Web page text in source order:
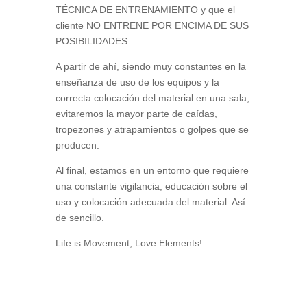
TÉCNICA DE ENTRENAMIENTO y que el
cliente NO ENTRENE POR ENCIMA DE SUS
POSIBILIDADES.
A partir de ahí, siendo muy constantes en la
enseñanza de uso de los equipos y la
correcta colocación del material en una sala,
evitaremos la mayor parte de caídas,
tropezones y atrapamientos o golpes que se
producen.
Al final, estamos en un entorno que requiere
una constante vigilancia, educación sobre el
uso y colocación adecuada del material. Así
de sencillo.
Life is Movement, Love Elements!